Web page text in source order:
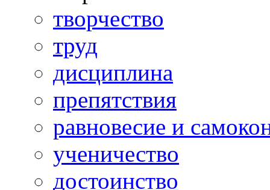
творчество
труд
дисциплина
препятствия
равновесие и
ученичество
достоинство